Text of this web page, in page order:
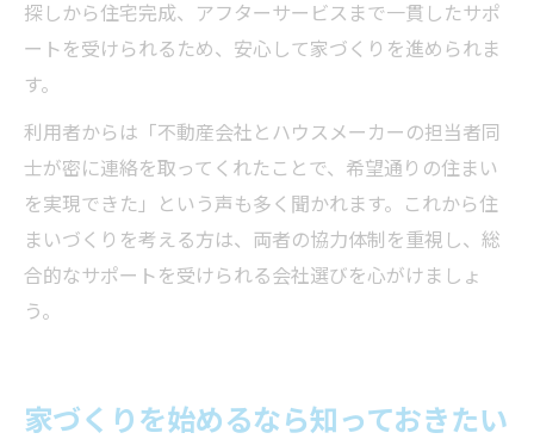
探しから住宅完成、アフターサービスまで一貫したサポ
ートを受けられるため、安心して家づくりを進められま
す。
利用者からは「不動産会社とハウスメーカーの担当者同
士が密に連絡を取ってくれたことで、希望通りの住まい
を実現できた」という声も多く聞かれます。これから住
まいづくりを考える方は、両者の協力体制を重視し、総
合的なサポートを受けられる会社選びを心がけましょ
う。
家づくりを始めるなら知っておきたい